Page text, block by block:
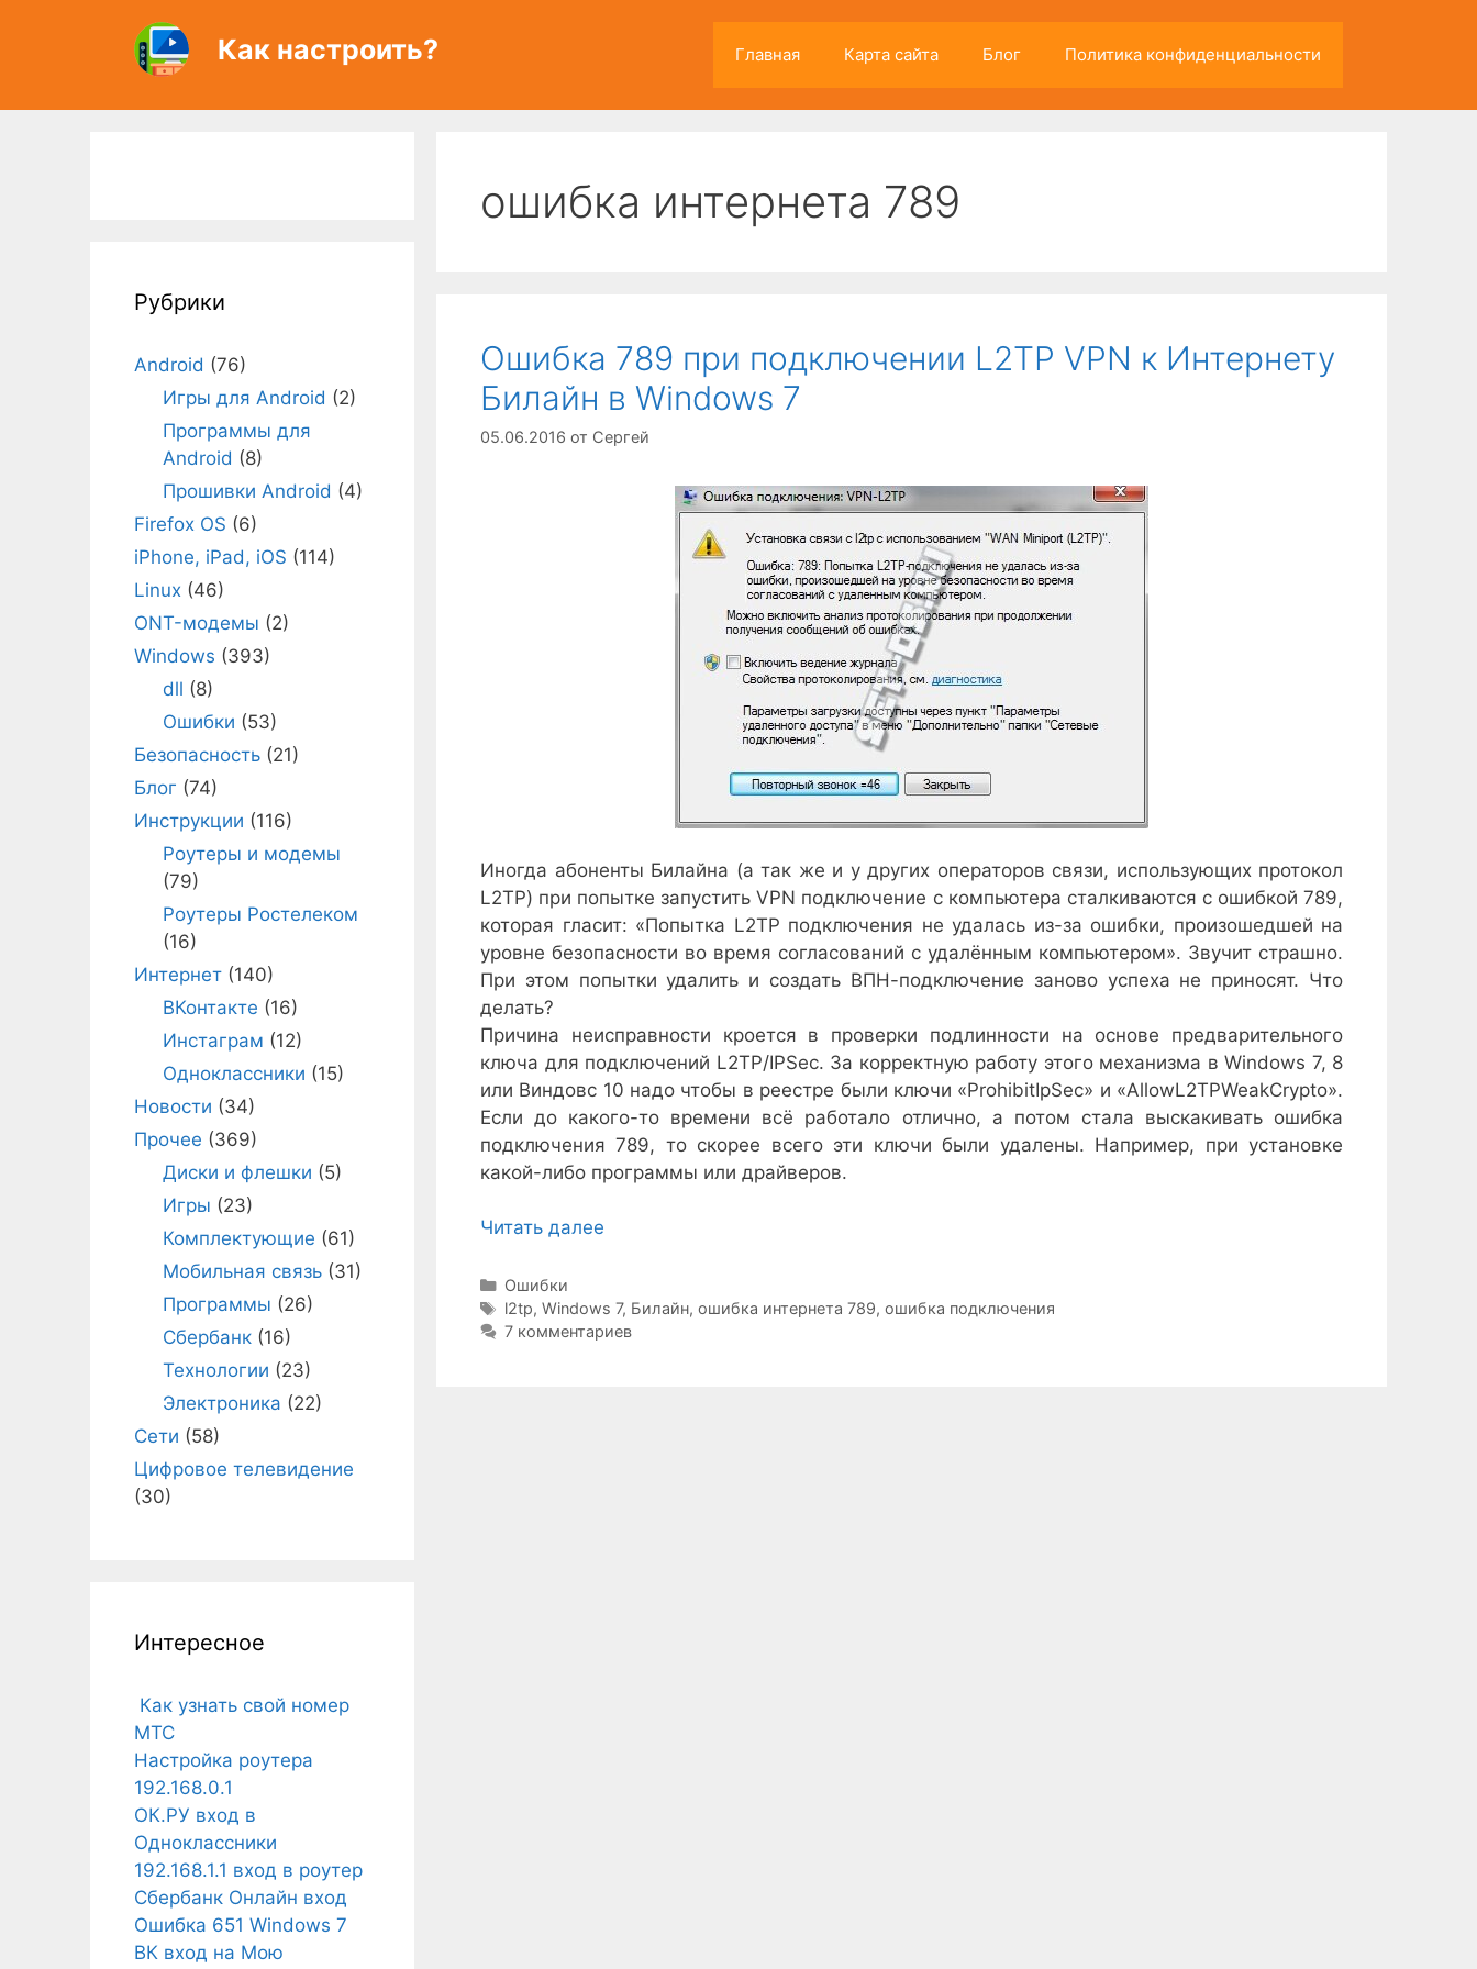
Как настроить? Главная Карта сайта Блог Политика конфиденциальности
ошибка интернета 789
Ошибка 789 при подключении L2TP VPN к Интернету
Билайн в Windows 7
05.06.2016 от Сергей
Иногда абоненты Билайна (а так же и у других операторов связи, использующих протокол
L2TP) при попытке запустить VPN подключение с компьютера сталкиваются с ошибкой 789,
которая гласит: «Попытка L2TP подключения не удалась из-за ошибки, произошедшей на
уровне безопасности во время согласований с удалённым компьютером». Звучит страшно.
При этом попытки удалить и создать ВПН-подключение заново успеха не приносят. Что
делать?
Причина неисправности кроется в проверки подлинности на основе предварительного
ключа для подключений L2TP/IPSec. За корректную работу этого механизма в Windows 7, 8
или Виндовс 10 надо чтобы в реестре были ключи «ProhibitIpSec» и «AllowL2TPWeakCrypto».
Если до какого-то времени всё работало отлично, а потом стала выскакивать ошибка
подключения 789, то скорее всего эти ключи были удалены. Например, при установке
какой-либо программы или драйверов.
Читать далее
Рубрики
Ошибки
Метки
l2tp, Windows 7, Билайн, ошибка интернета 789, ошибка подключения
7 комментариев
Рубрики
Android (76)
Игры для Android (2)
Программы для
Android (8)
Прошивки Android (4)
Firefox OS (6)
iPhone, iPad, iOS (114)
Linux (46)
ONT-модемы (2)
Windows (393)
dll (8)
Ошибки (53)
Безопасность (21)
Блог (74)
Инструкции (116)
Роутеры и модемы
(79)
Роутеры Ростелеком
(16)
Интернет (140)
ВКонтакте (16)
Инстаграм (12)
Одноклассники (15)
Новости (34)
Прочее (369)
Диски и флешки (5)
Игры (23)
Комплектующие (61)
Мобильная связь(31)
Программы (26)
Сбербанк(16)
Технологии (23)
Электроника (22)
Сети (58)
Цифровое телевидение
(30)
Интересное
Как узнать свой номер
МТС
Настройка роутера
192.168.0.1
ОК.РУ вход в
Одноклассники
192.168.1.1 вход в роутер
Сбербанк Онлайн вход
Ошибка 651 Windows 7
ВК вход на Мою